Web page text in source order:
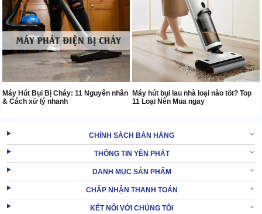
Máy Hút Bụi Bị Cháy: 11 Nguyên nhân
& Cách xử lý nhanh
Máy hút bụi lau nhà loại nào tốt? Top
11 Loại Nên Mua ngay
CHÍNH SÁCH BÁN HÀNG
THÔNG TIN YÊN PHÁT
DANH MỤC SẢN PHẨM
CHẤP NHẬN THANH TOÁN
KẾT NỐI VỚI CHÚNG TÔI